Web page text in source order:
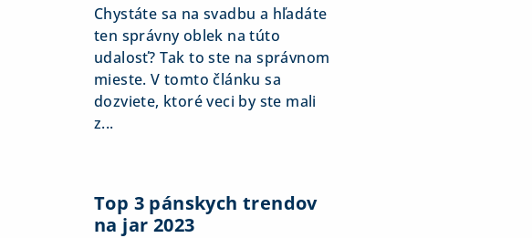
Chystáte sa na svadbu a hľadáte
ten správny oblek na túto
udalosť? Tak to ste na správnom
mieste. V tomto článku sa
dozviete, ktoré veci by ste mali
z...
Top 3 pánskych trendov
na jar 2023